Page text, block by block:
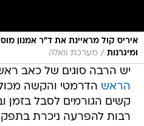
איריס קול מראיינת את ד"ר אמנון
ומיגרנות / מערכת וואלה
יש הרבה סוגים של כאב
הראש הדרמטי והקשה
קשים הגורמים לסבל בזמן
רבות להפרעה ניכרת